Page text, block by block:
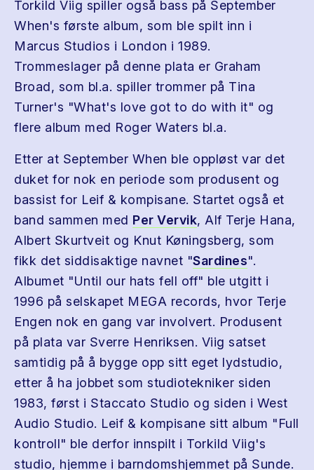
Torkild Viig spiller også bass på September
When's første album, som ble spilt inn i
Marcus Studios i London i 1989.
Trommeslager på denne plata er Graham
Broad, som bl.a. spiller trommer på Tina
Turner's "What's love got to do with it" og
flere album med Roger Waters bl.a.
Etter at September When ble oppløst var det
duket for nok en periode som produsent og
bassist for Leif & kompisane. Startet også et
band sammen med Per Vervik, Alf Terje Hana,
Albert Skurtveit og Knut Køningsberg, som
fikk det siddisaktige navnet "Sardines".
Albumet "Until our hats fell off" ble utgitt i
1996 på selskapet MEGA records, hvor Terje
Engen nok en gang var involvert. Produsent
på plata var Sverre Henriksen. Viig satset
samtidig på å bygge opp sitt eget lydstudio,
etter å ha jobbet som studiotekniker siden
1983, først i Staccato Studio og siden i West
Audio Studio. Leif & kompisane sitt album "Full
kontroll" ble derfor innspilt i Torkild Viig's
studio, hjemme i barndomshjemmet på Sunde.